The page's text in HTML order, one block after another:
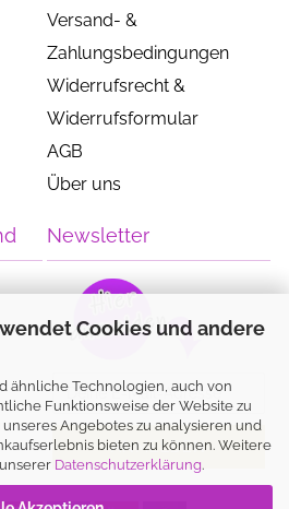
Cookies und andere
ähnliche Technologien, auch von
Funktionsweise der Website zu
Angebotes zu analysieren und
bieten zu können. Weitere
Datenschutzerklärung.
Versand- &
Zahlungsbedingungen
Widerrufsrecht &
Widerrufsformular
AGB
Über uns
Newsletter